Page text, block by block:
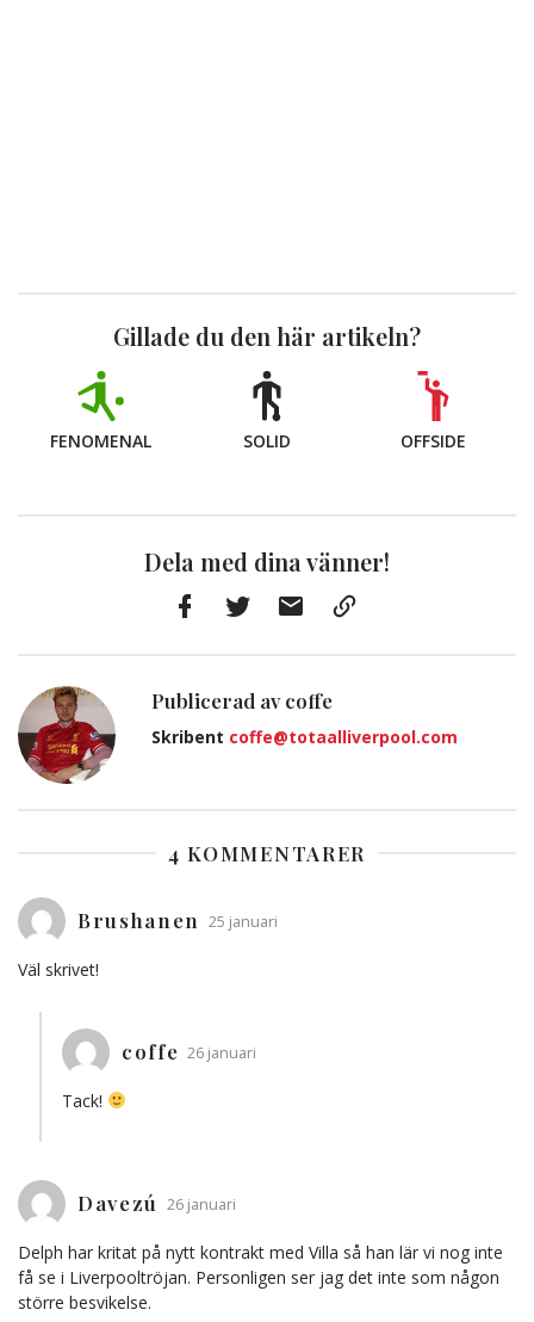
Gillade du den här artikeln?
FENOMENAL SOLID OFFSIDE
Dela med dina vänner!
Publicerad av coffe
Skribent coffe@totaalliverpool.com
4 KOMMENTARER
Brushanen 25 januari
Väl skrivet!
coffe 26 januari
Tack!
Davezú 26 januari
Delph har kritat på nytt kontrakt med Villa så han lär vi nog inte
få se i Liverpooltröjan. Personligen ser jag det inte som någon
större besvikelse.